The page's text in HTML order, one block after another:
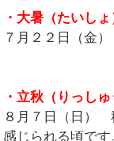
・大暑（たいしょ
７月２２日（金
・立秋（りっしゅ
８月７日（日）
感じられる頃です